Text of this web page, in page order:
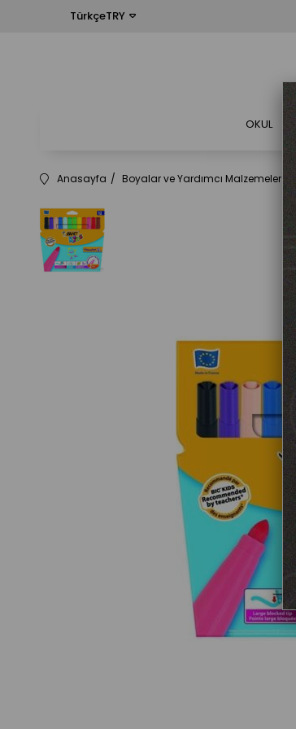
TürkçeTRY
OKUL
Anasayfa Boyalar ve Yardımcı Malzemeler